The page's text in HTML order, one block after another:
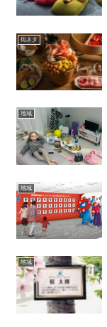
街ネタ
地域
地域
地域